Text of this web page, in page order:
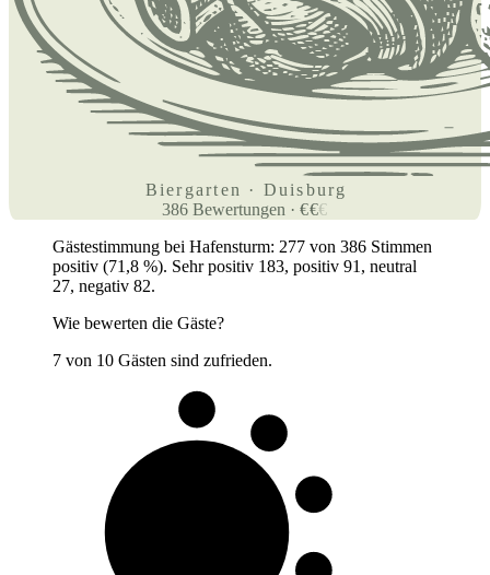
Biergarten · Duisburg
386 Bewertungen ·€€€
Gästestimmung bei Hafensturm: 277 von 386 Stimmen
positiv (71,8 %). Sehr positiv 183, positiv 91, neutral
27, negativ 82.
Wie bewerten die Gäste?
7 von 10 Gästen sind zufrieden.